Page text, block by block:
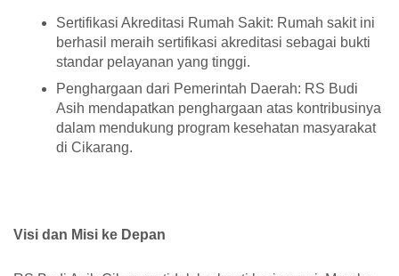
Sertifikasi Akreditasi Rumah Sakit: Rumah sakit ini
berhasil meraih sertifikasi akreditasi sebagai bukti
standar pelayanan yang tinggi.
Penghargaan dari Pemerintah Daerah: RS Budi
Asih mendapatkan penghargaan atas kontribusinya
dalam mendukung program kesehatan masyarakat
di Cikarang.
Visi dan Misi ke Depan